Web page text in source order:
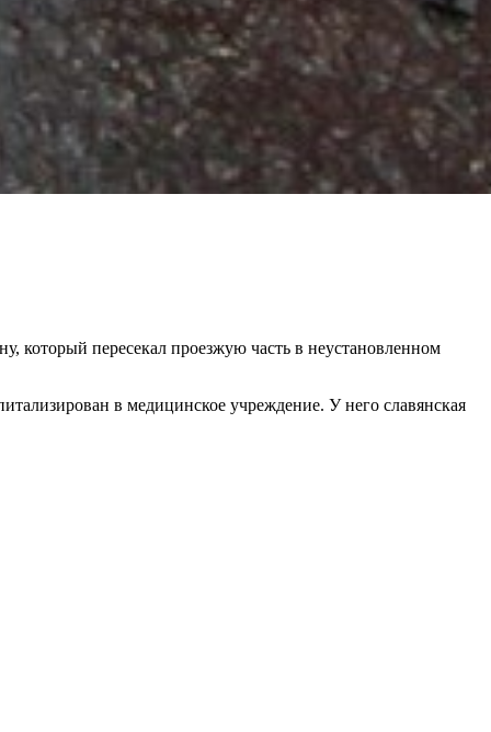
который пересекал проезжую часть в неустановленном
в медицинское учреждение. У него славянская